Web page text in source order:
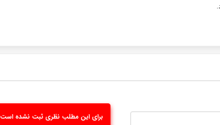
برای این مطلب نظری ثبت نشده است